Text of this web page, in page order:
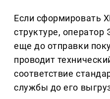
Если сформировать
структуре,
еще до отправки
проводит
соответствие
службы до его